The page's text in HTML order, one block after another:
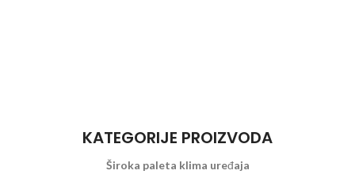
KATEGORIJE PROIZVODA
Široka paleta klima uređaja